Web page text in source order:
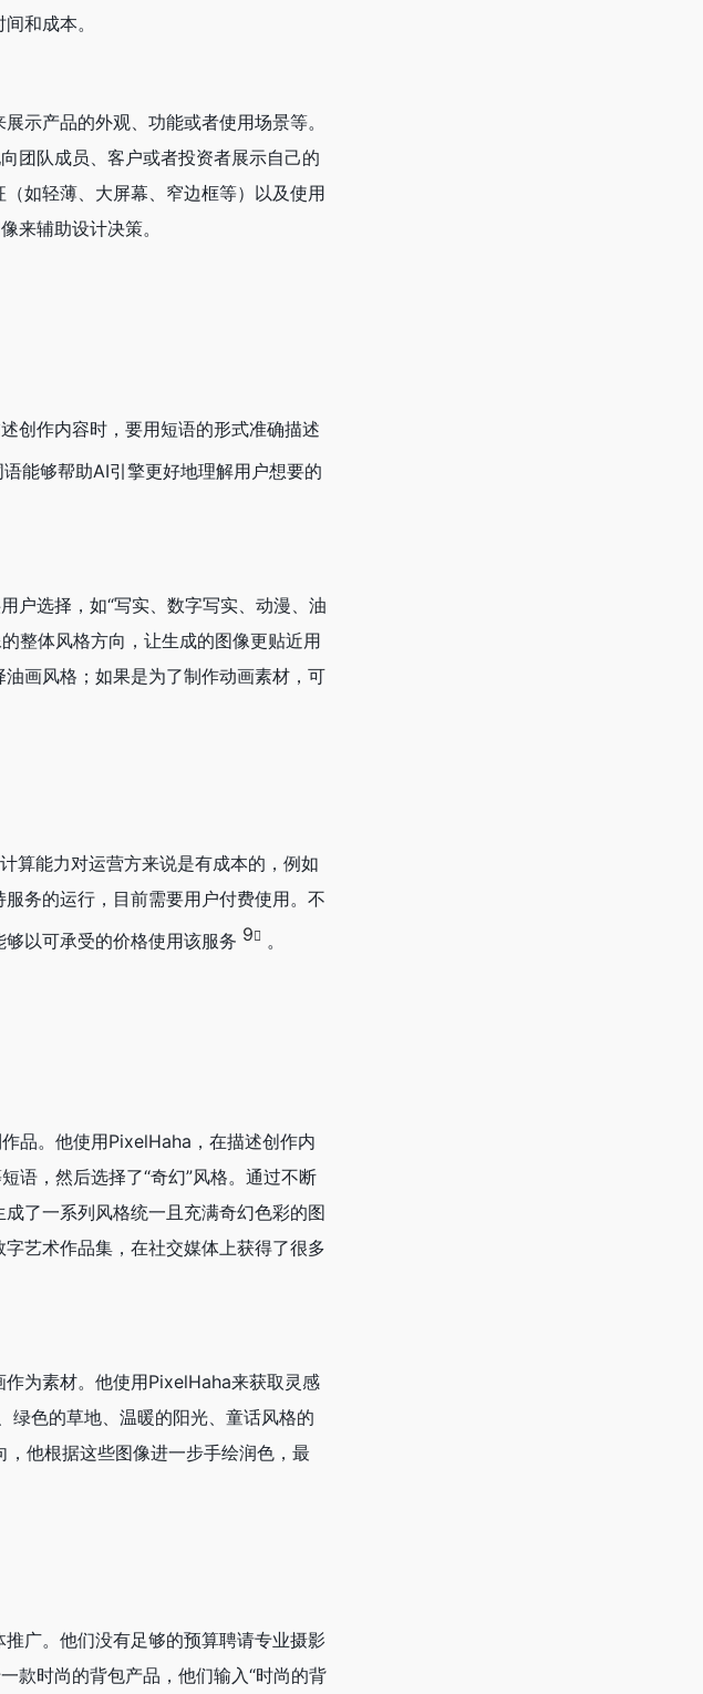
和成本。
示产品的外观、功能或者使用场景等。
团队成员、客户或者投资者展示自己的
如轻薄、大屏幕、窄边框等）以及使用
来辅助设计决策。
创作内容时，要用短语的形式准确描述
能够帮助AI引擎更好地理解用户想要的
户选择，如“写实、数字写实、动漫、油
整体风格方向，让生成的图像更贴近用
画风格；如果是为了制作动画素材，可
算能力对运营方来说是有成本的，例如
务的运行，目前需要用户付费使用。不
以可承受的价格使用该服务 9 。
品。他使用PixelHaha，在描述创作内
语，然后选择了“奇幻”风格。通过不断
了一系列风格统一且充满奇幻色彩的图
艺术作品集，在社交媒体上获得了很多
为素材。他使用PixelHaha来获取灵感
绿色的草地、温暖的阳光、童话风格的
，他根据这些图像进一步手绘润色，最
广。他们没有足够的预算聘请专业摄影
款时尚的背包产品，他们输入“时尚的背